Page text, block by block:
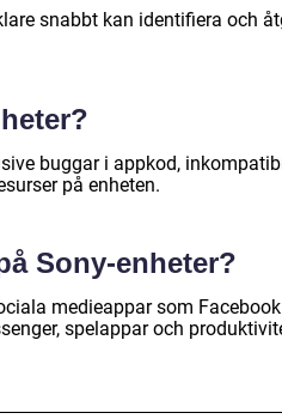
snabbt kan identifiera och
buggar i appkod,
på enheten.
Sony-enheter?
medieappar som
spelappar och